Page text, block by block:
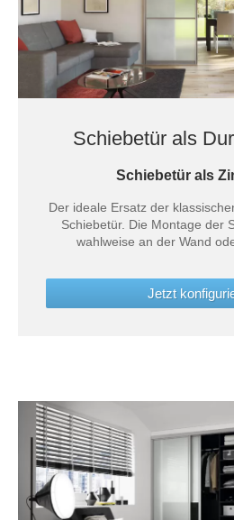
Schiebetür als
Schiebetür als
Der ideale Ersatz der
Schiebetür. Die Montage der
wahlweise an der Wand
Jetzt